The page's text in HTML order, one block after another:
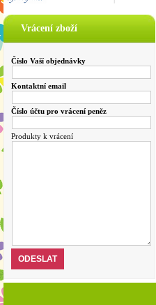
Vrácení zboží
Číslo Vaší objednávky
Kontaktní email
Číslo účtu pro vrácení peněz
Produkty k vrácení